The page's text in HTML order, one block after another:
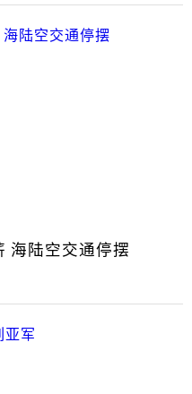
海陆空交通停摆